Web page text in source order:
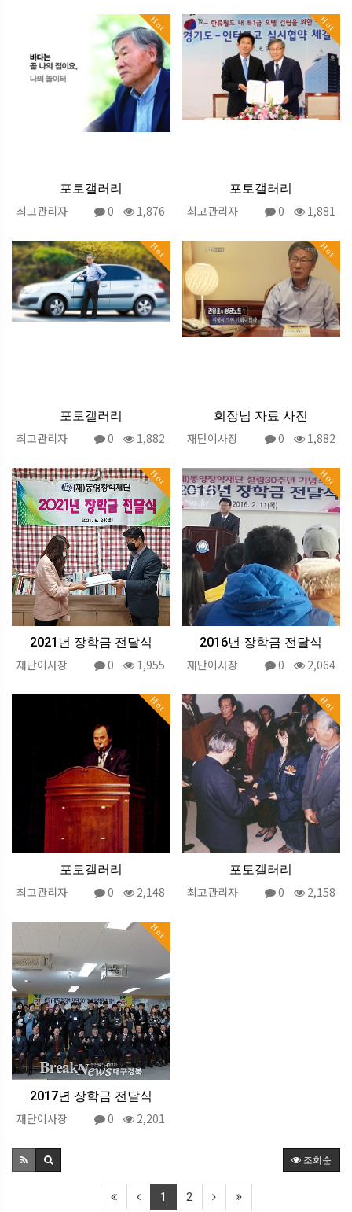
Hot
포토갤러리
최고관리자 0 1,876
Hot
포토갤러리
최고관리자 0 1,881
Hot
포토갤러리
최고관리자 0 1,882
Hot
회장님 자료 사진
재단이사장 0 1,882
Hot
2021년 장학금 전달식
재단이사장 0 1,955
Hot
2016년 장학금 전달식
재단이사장 0 2,064
Hot
포토갤러리
최고관리자 0 2,148
Hot
포토갤러리
최고관리자 0 2,158
Hot
2017년 장학금 전달식
재단이사장 0 2,201
조회순
1 2